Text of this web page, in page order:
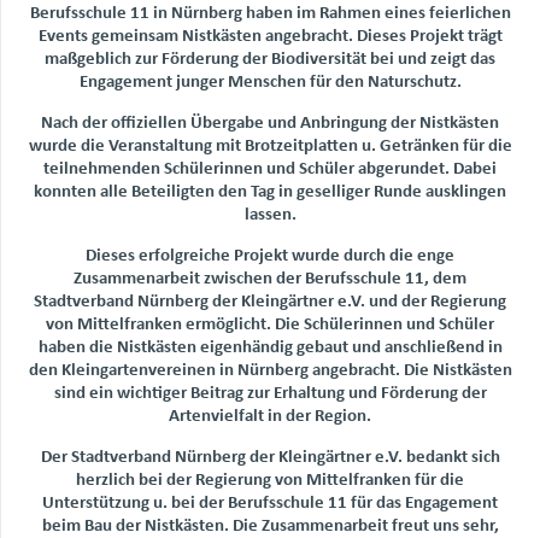
Berufsschule 11 in Nürnberg haben im Rahmen eines feierlichen
Events gemeinsam Nistkästen angebracht. Dieses Projekt trägt
maßgeblich zur Förderung der Biodiversität bei und zeigt das
Engagement junger Menschen für den Naturschutz.
Nach der offiziellen Übergabe und Anbringung der Nistkästen
wurde die Veranstaltung mit Brotzeitplatten u. Getränken für die
teilnehmenden Schülerinnen und Schüler abgerundet. Dabei
konnten alle Beteiligten den Tag in geselliger Runde ausklingen
lassen.
Dieses erfolgreiche Projekt wurde durch die enge
Zusammenarbeit zwischen der Berufsschule 11, dem
Stadtverband Nürnberg der Kleingärtner e.V. und der Regierung
von Mittelfranken ermöglicht. Die Schülerinnen und Schüler
haben die Nistkästen eigenhändig gebaut und anschließend in
den Kleingartenvereinen in Nürnberg angebracht. Die Nistkästen
sind ein wichtiger Beitrag zur Erhaltung und Förderung der
Artenvielfalt in der Region.
Der Stadtverband Nürnberg der Kleingärtner e.V. bedankt sich
herzlich bei der Regierung von Mittelfranken für die
Unterstützung u. bei der Berufsschule 11 für das Engagement
beim Bau der Nistkästen. Die Zusammenarbeit freut uns sehr,